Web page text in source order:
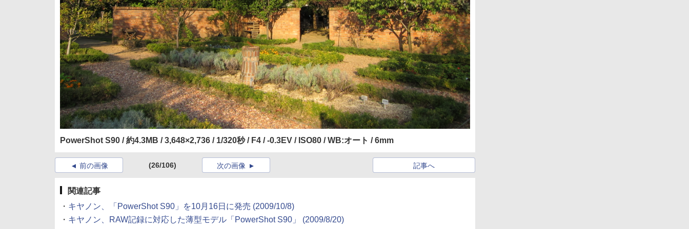
PowerShot S90 / 約4.3MB / 3,648×2,736 / 1/320秒 / F4 / -0.3EV / ISO80 / WB:オート / 6mm
前の画像 (26/106) 記事へ
次の画像
関連記事
・ キヤノン、「PowerShot S90」を10月16日に発売 (2009/10/8)
・ キヤノン、RAW記録に対応した薄型モデル「PowerShot S90」 (2009/8/20)